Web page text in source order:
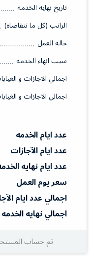
تاريخ نهايه الخدمه
الراتب (كل ما تتقاضاه)
حاله العمل
سبب انهاء الخدمه
اجمالي الاجازات و
اجمالي الاجازات و
عدد ايام الخدمه
عدد ايام الآجازات
عدد ايام نهايه
سعر يوم العمل
اجمالي عدد ايام
اجمالي نهايه الخدمه
تم حساب